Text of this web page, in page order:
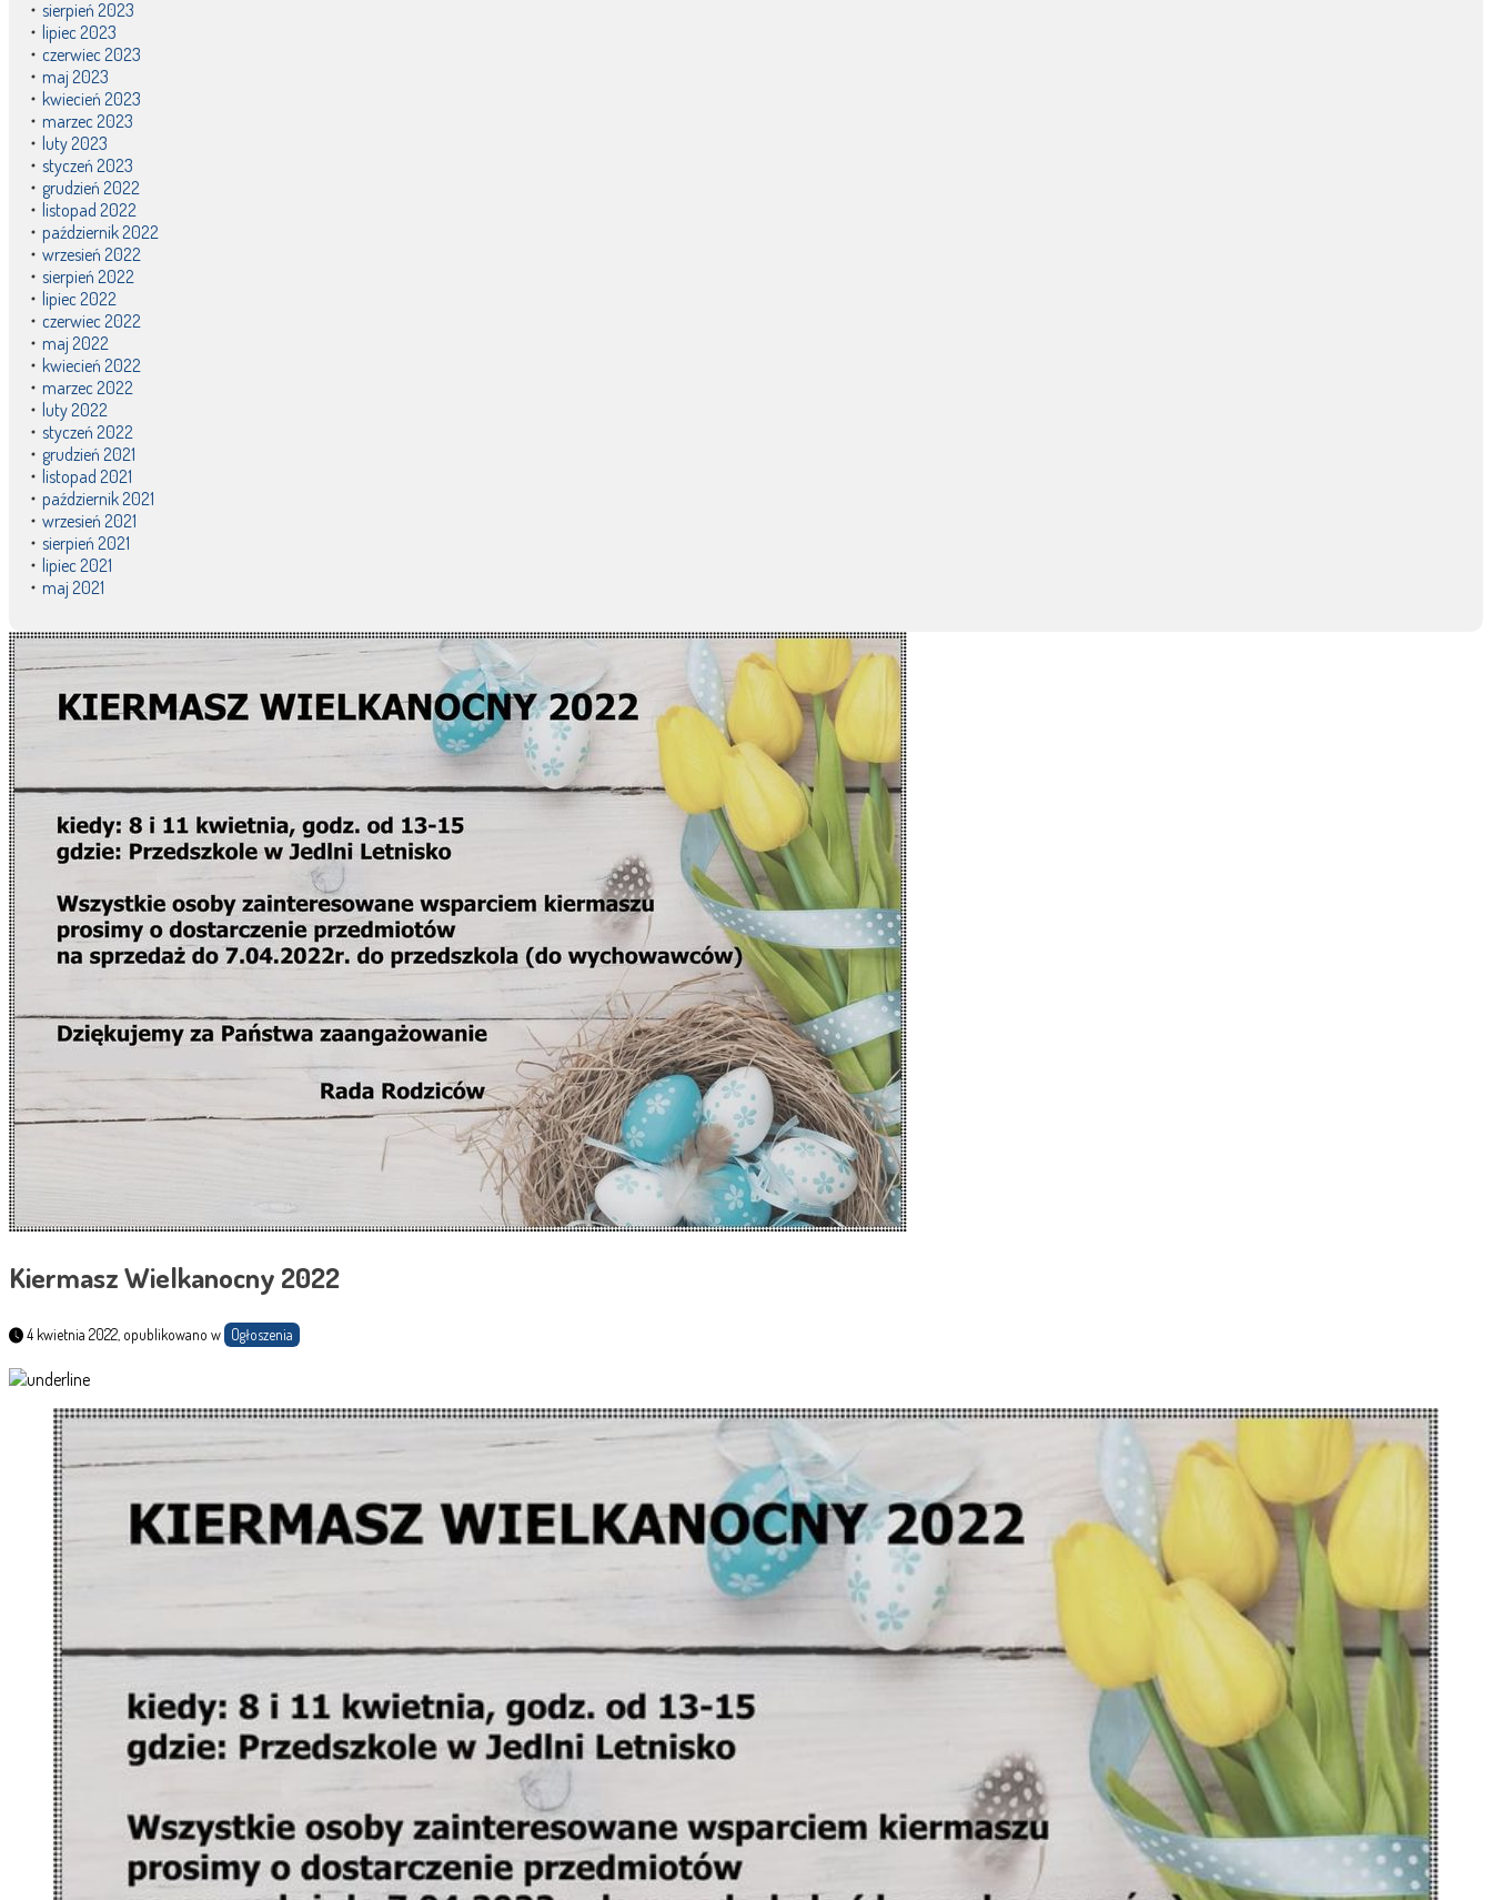
sierpień 2023
lipiec 2023
czerwiec 2023
maj 2023
kwiecień 2023
marzec 2023
luty 2023
styczeń 2023
grudzień 2022
listopad 2022
październik 2022
wrzesień 2022
sierpień 2022
lipiec 2022
czerwiec 2022
maj 2022
kwiecień 2022
marzec 2022
luty 2022
styczeń 2022
grudzień 2021
listopad 2021
październik 2021
wrzesień 2021
sierpień 2021
lipiec 2021
maj 2021
Kiermasz Wielkanocny 2022
4 kwietnia 2022, opublikowano w Ogłoszenia